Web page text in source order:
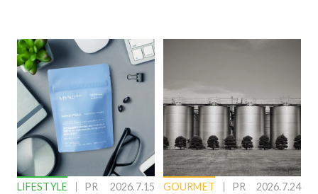
LIFESTYLE PR 2026.7.15 GOURMET PR 2026.7.24